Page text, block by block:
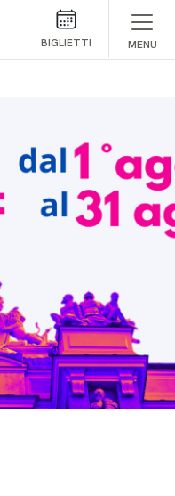
BIGLIETTI MENU